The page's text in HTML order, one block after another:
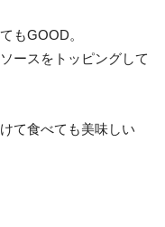
もGOOD。
ースをトッピングして
て食べても美味しい